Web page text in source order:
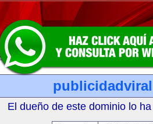
El dueño de este dominio lo